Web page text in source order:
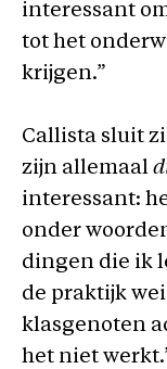
interessant
tot het
krijgen.”
Callista sluit
zijn allemaal
interessant:
onder
dingen die ik
de praktijk
klasgenoten
het niet